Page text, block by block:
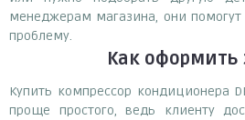
менеджерам магазина, они
проблему.
Как оформить
Купить компрессор кондиционера
проще простого, ведь клиенту